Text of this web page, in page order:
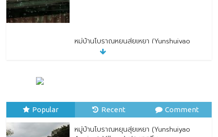
07/08/2026 No Comment
28/07/2026 No Comment
Popular Recent Comment
หมู่บ้านโบราณหยุนสุ่ยเหยา (Yunshuiyao